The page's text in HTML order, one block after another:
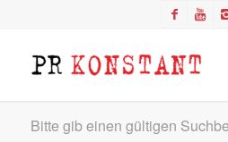
Bitte gib einen gültigen